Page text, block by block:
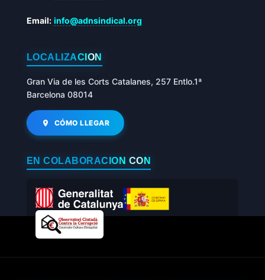
Email: info@adnsindical.org
LOCALIZACIÓN
Gran Via de les Corts Catalanes, 257 Entlo.1ª
Barcelona 08014
CÓMO LLEGAR
EN COLABORACIÓN CON